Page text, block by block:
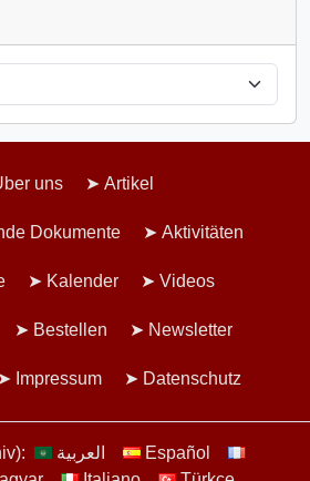
uns Artikel
Dokumente Aktivitäten
Kalender Videos
Bestellen Newsletter
Impressum Datenschutz
العربية
Español